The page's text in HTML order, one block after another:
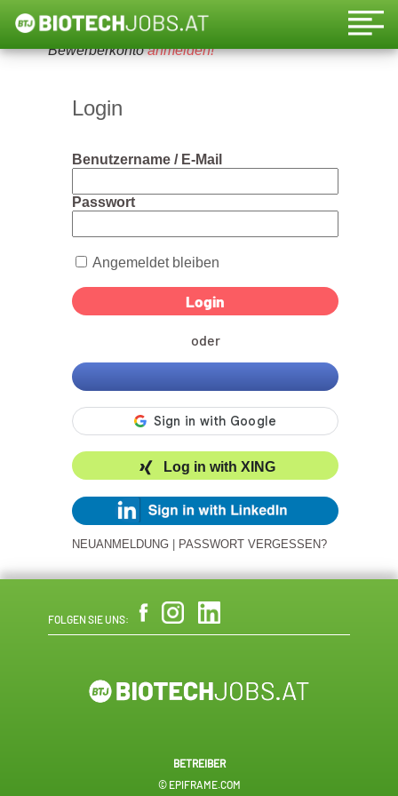
Um diese Funktion nutzen zu können, bitte ein
Bewerberkontoanmelden!
Login
Benutzername / E-Mail
Passwort
Angemeldet bleiben
oder
Log in with XING
NEUANMELDUNG PASSWORT VERGESSEN?
FOLGEN SIE UNS:
BETREIBER
© EPIFRAME.COM